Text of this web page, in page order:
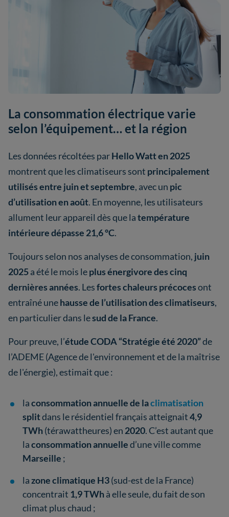
La consommation électrique varie
selon l’équipement… et la région
Les données récoltées parHello Watt en 2025
montrent que les climatiseurs sont principalement
utilisés entre juin et septembre, avec un pic
d’utilisation en août. En moyenne, les utilisateurs
allument leur appareil dès que latempérature
intérieure dépasse 21,6 °C.
Toujours selon nos analyses de consommation, juin
2025a été le mois leplus énergivore des cinq
dernières années. Lesfortes chaleurs précocesont
entraîné unehausse de l’utilisation des climatiseurs,
en particulier dans lesud de la France.
Pour preuve, l’étude CODA “Stratégie été 2020”de
l’ADEME (Agence de l'environnement et de la maîtrise
de l'énergie), estimait que :
laconsommation annuelle de laclimatisation
splitdans le résidentiel français atteignait4,9
TWh(térawattheures) en 2020. C’est autant que
laconsommation annuelled’une ville comme
Marseille ;
la zone climatique H3(sud-est de la France)
concentrait 1,9 TWhà elle seule, du fait de son
climat plus chaud ;